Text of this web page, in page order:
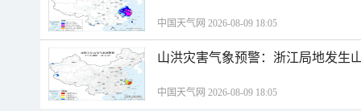
中国天气网 2026-08-09 18:05
山洪灾害气象预警：浙江局地发生
中国天气网 2026-08-09 18:05